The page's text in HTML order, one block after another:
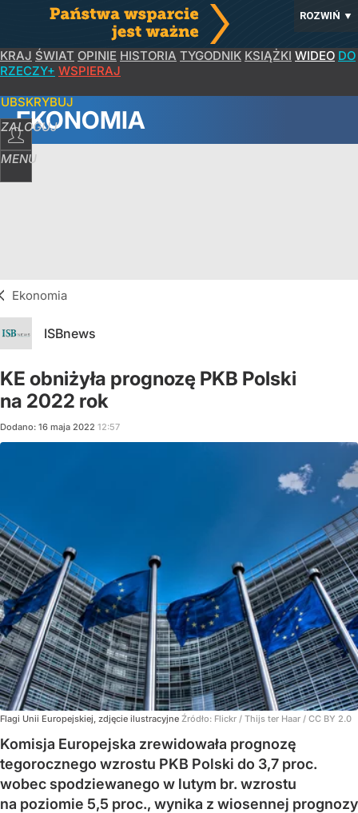
ROZWIŃ ▼
KRAJ ŚWIAT OPINIE HISTORIA TYGODNIK KSIĄŻKI WIDEO DO
RZECZY+ WSPIERAJ
ZALOGUJ
MENU
EKONOMIA
Ekonomia
ISBnews
KE obniżyła prognozę PKB Polski
na 2022 rok
Dodano: 16 maja 2022 12:57
Flagi Unii Europejskiej, zdjęcie ilustracyjne Źródło: Flickr / Thijs ter Haar / CC BY 2.0
Komisja Europejska zrewidowała prognozę
tegorocznego wzrostu PKB Polski do 3,7 proc.
wobec spodziewanego w lutym br. wzrostu
na poziomie 5,5 proc., wynika z wiosennej prognozy